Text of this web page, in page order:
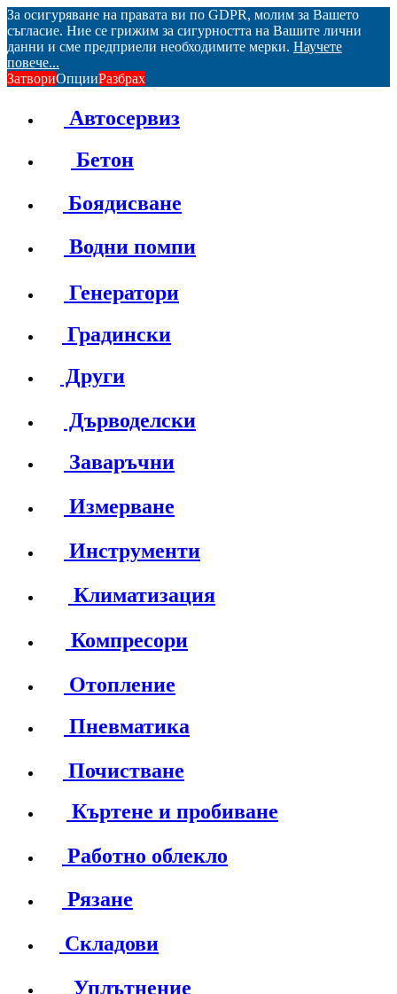
За осигуряване на правата ви по GDPR, молим за Вашето
съгласие. Ние се грижим за сигурността на Вашите лични
данни и сме предприели необходимите мерки. Научете
повече...
ЗатвориОпцииРазбрах
Автосервиз
Бетон
Боядисване
Водни помпи
Генератори
Градински
Други
Дърводелски
Заваръчни
Измерване
Инструменти
Климатизация
Компресори
Отопление
Пневматика
Почистване
Къртене и пробиване
Работно облекло
Рязане
Складови
Уплътнение